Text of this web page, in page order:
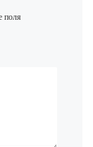
поля